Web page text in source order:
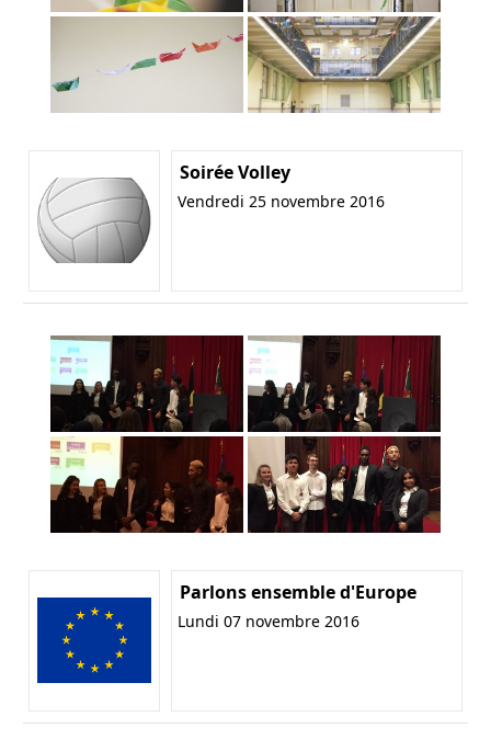
Soirée Volley
Vendredi 25 novembre 2016
Parlons ensemble d'Europe
Lundi 07 novembre 2016